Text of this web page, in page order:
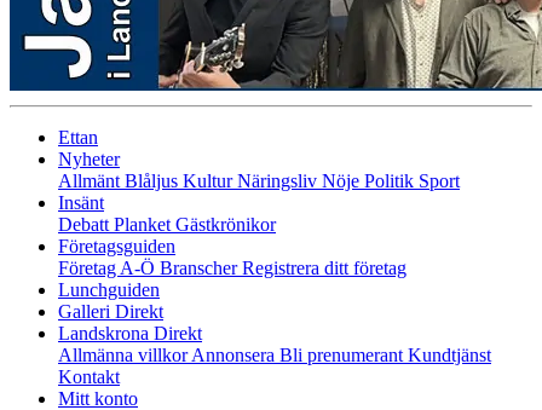
Ettan
Nyheter
Allmänt Blåljus KulturNäringsliv Nöje Politik Sport
Insänt
Debatt Planket Gästkrönikor
Företagsguiden
Företag A-Ö BranscherRegistrera ditt företag
Lunchguiden
Galleri Direkt
Landskrona Direkt
Allmänna villkorAnnonsera Bli prenumerant Kundtjänst
Kontakt
Mitt konto